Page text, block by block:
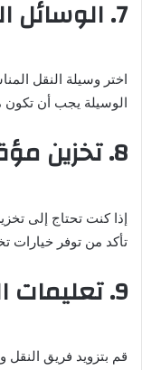
7. الوسائل المناسبة
اختر وسيلة النقل
الوسيلة يجب أن تكون
8. تخزين مؤقت
إذا كنت تحتاج إلى
تأكد من توفر خيارات
9. تعليمات السلامة
قم بتزويد فريق النقل